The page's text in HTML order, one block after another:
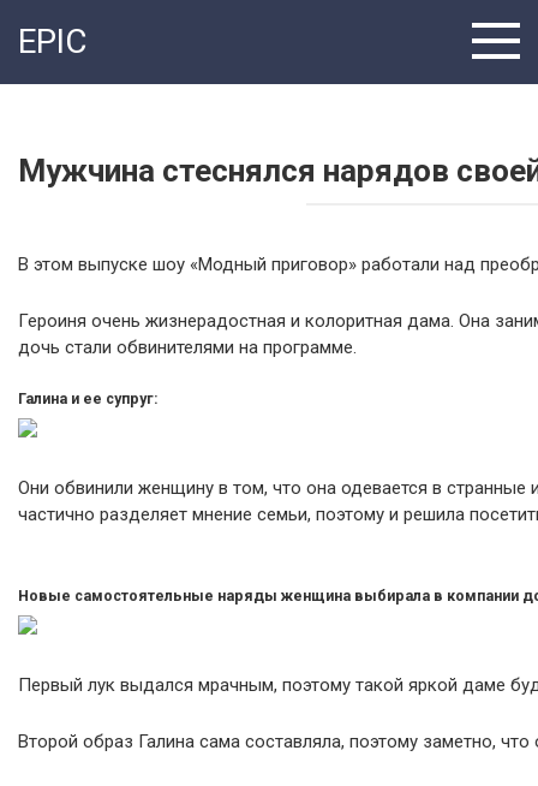
EPIC
Мужчина стеснялся нарядов
В этом выпуске шоу «Модный приговор» работали над
Героиня очень жизнерадостная и колоритная дама. Она
дочь стали обвинителями на программе.
Галина и ее супруг:
Они обвинили женщину в том, что она одевается в
частично разделяет мнение семьи, поэтому и решила
Новые самостоятельные наряды женщина выбирала в компании
Первый лук выдался мрачным, поэтому такой яркой даме
Второй образ Галина сама составляла, поэтому заметно,